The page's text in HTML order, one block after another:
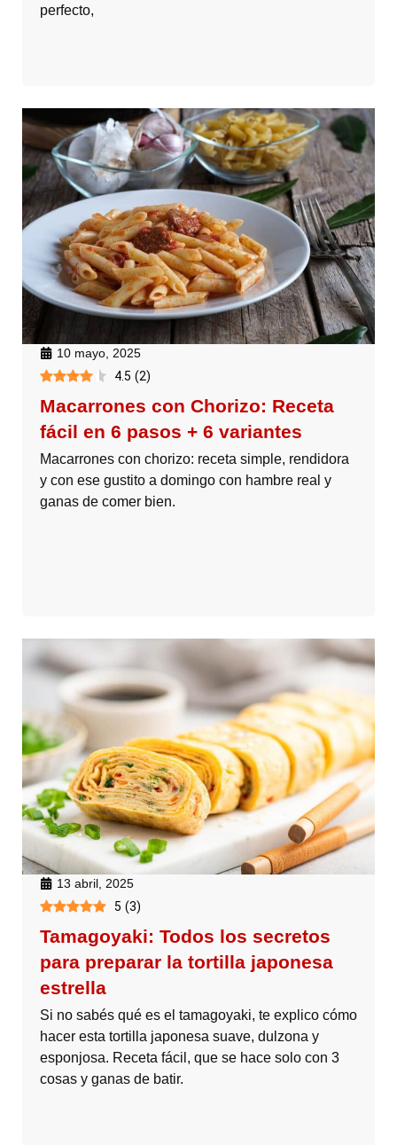
perfecto,
10 mayo, 2025
4.5 (2)
Macarrones con Chorizo: Receta
fácil en 6 pasos + 6 variantes
Macarrones con chorizo: receta simple, rendidora
y con ese gustito a domingo con hambre real y
ganas de comer bien.
13 abril, 2025
5 (3)
Tamagoyaki: Todos los secretos
para preparar la tortilla japonesa
estrella
Si no sabés qué es el tamagoyaki, te explico cómo
hacer esta tortilla japonesa suave, dulzona y
esponjosa. Receta fácil, que se hace solo con 3
cosas y ganas de batir.